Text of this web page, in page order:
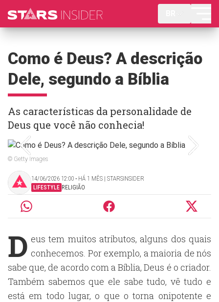
Como é Deus? A descrição
Dele, segundo a Bíblia
As características da personalidade de
Deus que você não conhecia!
© Getty Images
14/06/2026 12:00 ‧ HÁ 1 MÊS | STARSINSIDER
LIFESTYLE RELIGIÃO
D eus tem muitos atributos, alguns dos quais
conhecemos. Por exemplo, a maioria de nós
sabe que, de acordo com a Bíblia, Deus é o criador.
Também sabemos que ele sabe tudo, vê tudo e
está em todo lugar, o que o torna onipotente e